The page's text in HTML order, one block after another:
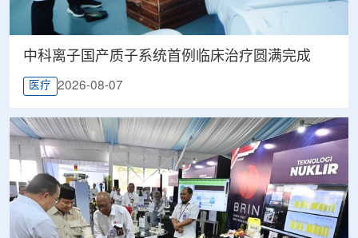
中科离子国产质子系统首例临床治疗圆满完成
医疗 2026-08-07